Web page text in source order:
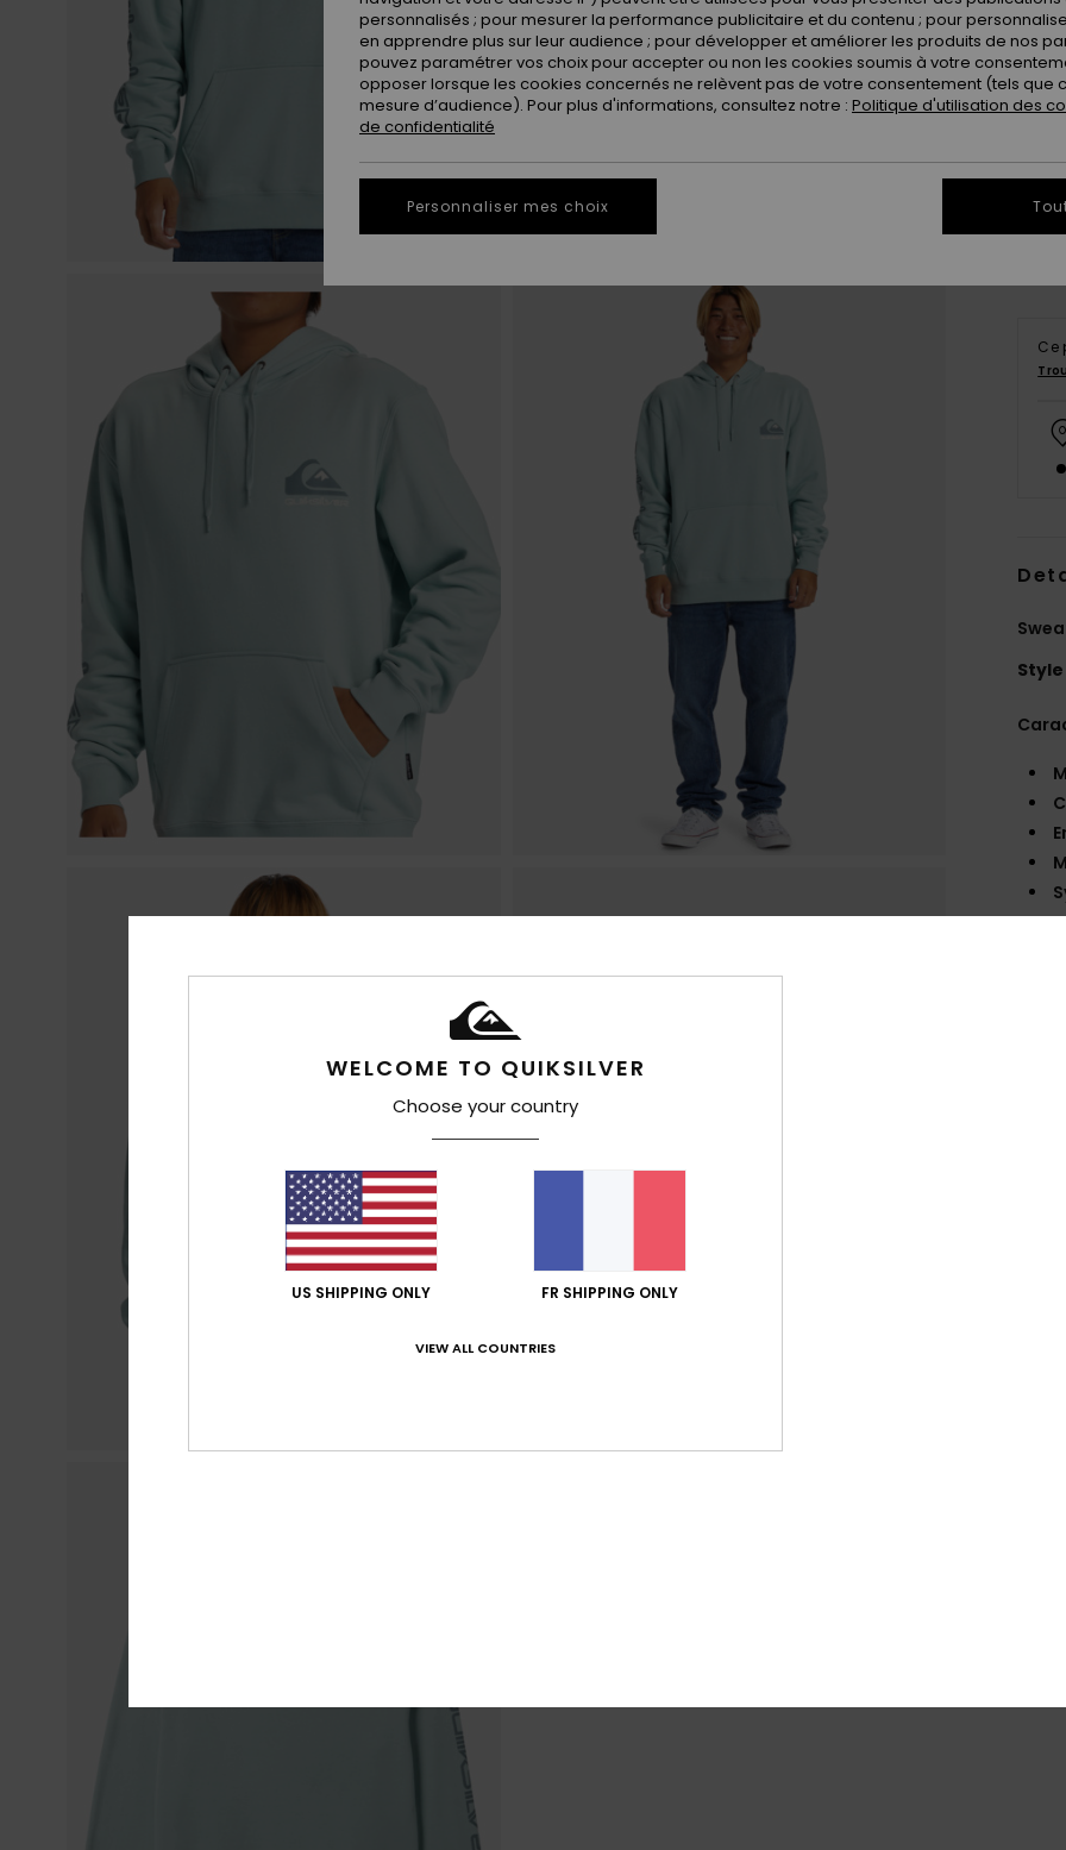
Ce
Style
WELCOME TO QUIKSILVER
Choose your country
US SHIPPING ONLY FR SHIPPING ONLY
VIEW ALL COUNTRIES
personnalisés ; pour mesurer la performance publicitaire et du contenu ; pour
en apprendre plus sur leur audience ; pour développer et améliorer les produits de nos
pouvez paramétrer vos choix pour accepter ou non les cookies soumis à votre
opposer lorsque les cookies concernés ne relèvent pas de votre consentement (tels que
mesure d’audience). Pour plus d'informations, consultez notre : Politique d'utilisation des
de confidentialité
Personnaliser mes choix